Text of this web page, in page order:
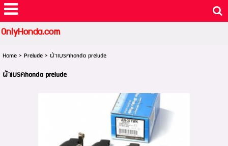
OnlyHonda.com
Home> Prelude> ผ้าเบรคhonda prelude
ผ้าเบรคhonda prelude